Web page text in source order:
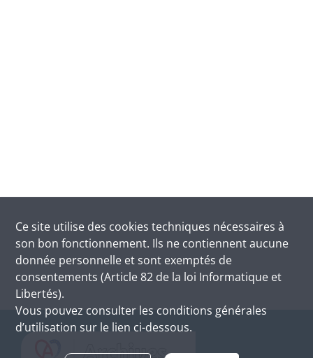
Ce site utilise des cookies techniques nécessaires à
son bon fonctionnement. Ils ne contiennent aucune
donnée personnelle et sont exemptés de
consentements (Article 82 de la loi Informatique et
Libertés).
Vous pouvez consulter les conditions générales
d’utilisation sur le lien ci-dessous.